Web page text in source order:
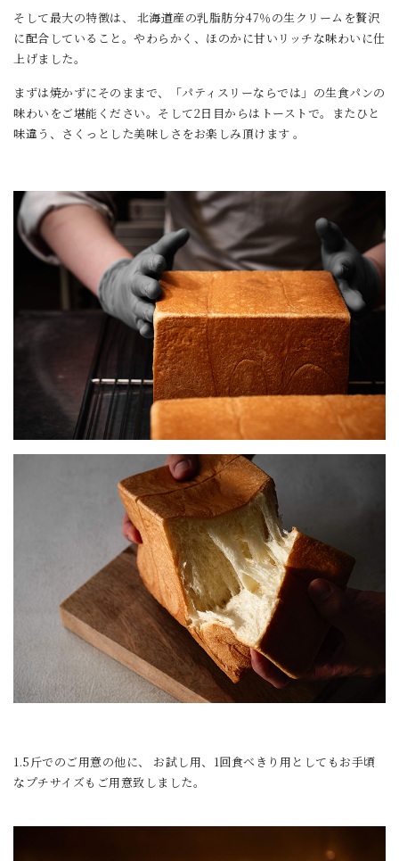
そして最大の特徴は、 北海道産の乳脂肪分47％の生クリームを贅沢
に配合していること。やわらかく、ほのかに甘いリッチな味わいに仕
上げました。
まずは焼かずにそのままで、「パティスリーならでは」の生食パンの
味わいをご堪能ください。そして2日目からはトーストで。またひと
味違う、さくっとした美味しさをお楽しみ頂けます 。
1.5斤でのご用意の他に、 お試し用、1回食べきり用としてもお手頃
なプチサイズもご用意致しました。